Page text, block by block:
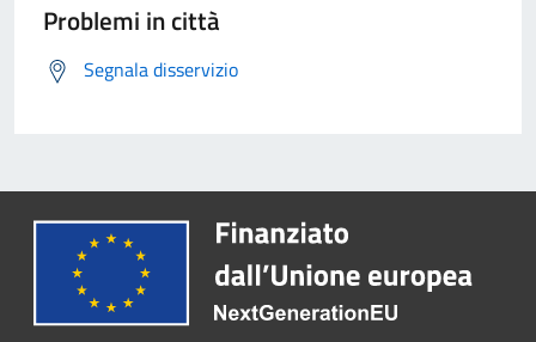
Problemi in città
Segnala disservizio